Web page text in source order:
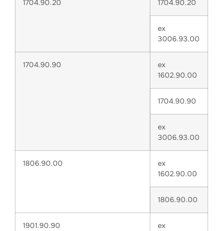
1704.90.20 1704.90.20
ex
3006.93.00
1704.90.90
ex
1602.90.00
1704.90.90
ex
3006.93.00
1806.90.00
ex
1602.90.00
1806.90.00
1901.90.90
ex